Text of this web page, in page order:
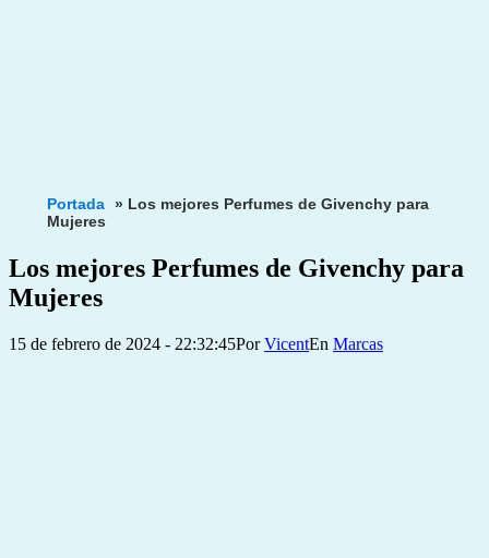
Portada » Los mejores Perfumes de Givenchy para
Mujeres
Los mejores Perfumes de Givenchy para
Mujeres
Publicada
15 de febrero de 2024 - 22:32:45PorVicent
Categorizado
Marcas